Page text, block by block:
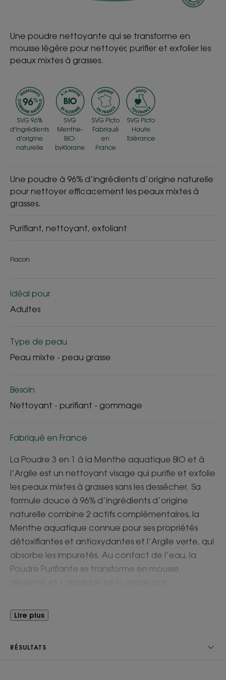
Une poudre nettoyante qui se transforme en
mousse légère pour nettoyer, purifier et exfolier les
peaux mixtes à grasses.
SVG 96%
d'ingrédients
d'origine
naturelle
SVG
Menthe-
BIO-
byKlorane
SVG Picto
Fabriqué
en
France
SVG Picto
Haute
Tolérance
Une poudre à 96% d’ingrédients d’origine naturelle
pour nettoyer efficacement les peaux mixtes à
grasses.
Purifiant, nettoyant, exfoliant
Flacon
Idéal pour
Adultes
Type de peau
Peau mixte - peau grasse
Besoin
Nettoyant - purifiant - gommage
Fabriqué en France
La Poudre 3 en 1 à la Menthe aquatique BIO et à
l’Argile est un nettoyant visage qui purifie et exfolie
les peaux mixtes à grasses sans les dessécher. Sa
formule douce à 96% d’ingrédients d’origine
naturelle combine 2 actifs complémentaires, la
Menthe aquatique connue pour ses propriétés
détoxifiantes et antioxydantes et l’Argile verte, qui
absorbe les impuretés. Au contact de l’eau, la
Poudre Purifiante se transforme en mousse
la peau douce et débarrassée de toutes les
impuretés.
Lire plus
RÉSULTATS